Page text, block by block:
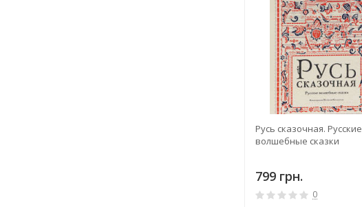
Русь сказочная. Русские
волшебные сказки
799 грн.
0